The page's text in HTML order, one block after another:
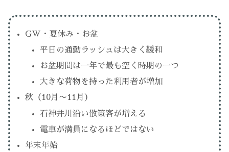
GW・夏休み・お盆
平日の通勤ラッシュは大きく緩和
お盆期間は一年で最も空く時期の一つ
大きな荷物を持った利用者が増加
秋（10月〜11月）
石神井川沿い散策客が増える
電車が満員になるほどではない
年末年始